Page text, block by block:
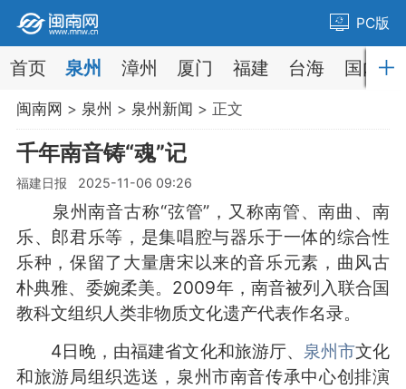
PC版
首页 泉州 漳州 厦门 福建 台海 国内
闽南网 > 泉州 > 泉州新闻 > 正文
千年南音铸“魂”记
福建日报 2025-11-06 09:26
泉州南音古称“弦管”，又称南管、南曲、南
乐、郎君乐等，是集唱腔与器乐于一体的综合性
乐种，保留了大量唐宋以来的音乐元素，曲风古
朴典雅、委婉柔美。2009年，南音被列入联合国
教科文组织人类非物质文化遗产代表作名录。
4日晚，由福建省文化和旅游厅、 泉州市文化
和旅游局组织选送，泉州市南音传承中心创排演